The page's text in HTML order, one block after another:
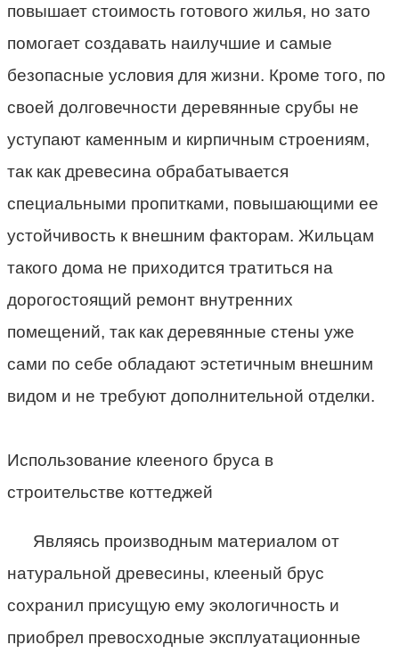
повышает стоимость готового жилья, но зато
помогает создавать наилучшие и самые
безопасные условия для жизни. Кроме того, по
своей долговечности деревянные срубы не
уступают каменным и кирпичным строениям,
так как древесина обрабатывается
специальными пропитками, повышающими ее
устойчивость к внешним факторам. Жильцам
такого дома не приходится тратиться на
дорогостоящий ремонт внутренних
помещений, так как деревянные стены уже
сами по себе обладают эстетичным внешним
видом и не требуют дополнительной отделки.
Использование клееного бруса в
строительстве коттеджей
Являясь производным материалом от
натуральной древесины, клееный брус
сохранил присущую ему экологичность и
приобрел превосходные эксплуатационные